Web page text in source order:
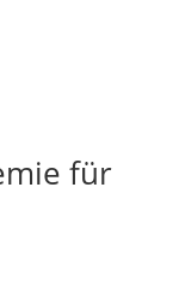
für